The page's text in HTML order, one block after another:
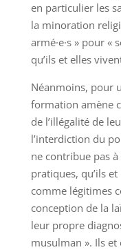
en particulier les
la minoration
armé·e·s » pour «
qu’ils et elles
Néanmoins, pour
formation amène
de l’illégalité de
l’interdiction du
ne contribue pas
pratiques, qu’ils
comme légitimes
conception de la
leur propre
musulman ». Ils